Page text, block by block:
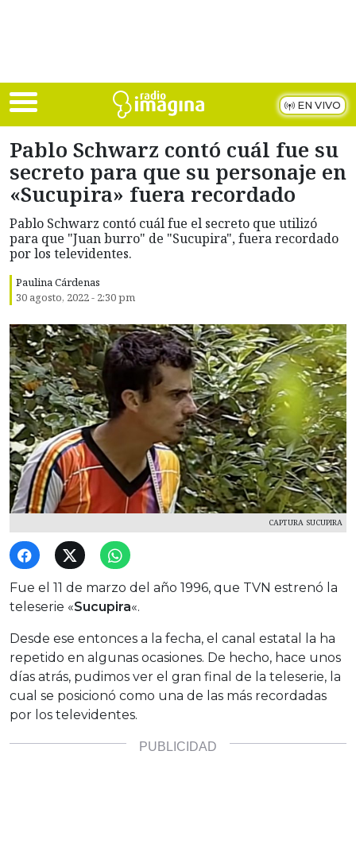
EN VIVO
Pablo Schwarz contó cuál fue su
secreto para que su personaje en
«Sucupira» fuera recordado
Pablo Schwarz contó cuál fue el secreto que utilizó
para que "Juan burro" de "Sucupira", fuera recordado
por los televidentes.
Paulina Cárdenas
30 agosto, 2022 - 2:30 pm
CAPTURA SUCUPIRA
Fue el 11 de marzo del año 1996, que TVN estrenó la
teleserie «Sucupira«.
Desde ese entonces a la fecha, el canal estatal la ha
repetido en algunas ocasiones. De hecho, hace unos
días atrás, pudimos ver el gran final de la teleserie, la
cual se posicionó como una de las más recordadas
por los televidentes.